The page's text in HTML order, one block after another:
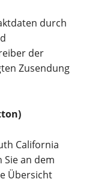
durch
der
Zusendung
California
Sie an dem
Übersicht